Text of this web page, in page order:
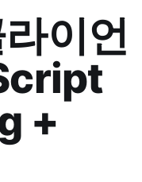
이언
+